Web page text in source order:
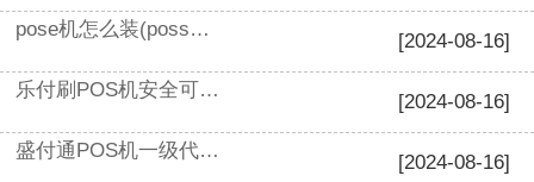
[2024-08-16]
pose机怎么装(poss机哪个牌子可靠)
[2024-08-16]
乐付刷POS机安全可靠吗(乐乐付pos机怎么样)
[2024-08-16]
盛付通POS机一级代理(银盛pos机是一清机吗)